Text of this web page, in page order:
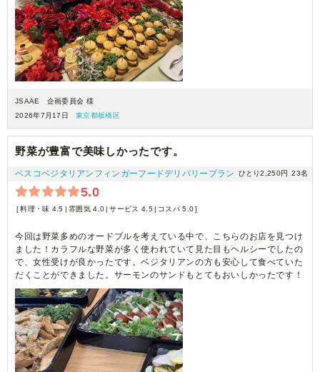
注文前後の事務局とのやり取りはスムーズで、やりやすかったです。
JSAAE 企画委員会 様
2026年7月17日
東京都板橋区
野菜が豊富で美味しかったです。
ペスコベジタリアンフィンガーフードデリバリープラン ひとり2,250円 23名
5.0
料理・味 4.5 雰囲気 4.0 サービス 4.5 コスパ 5.0
今回は野菜多めのオードブルを考えている中で、こちらのお店を見つけ
ました！カラフルな野菜が多く使われていて見た目もヘルシーでしたの
で、女性受けが良かったです。ベジタリアンの方も安心して食べていた
だくことができました。サーモンのサンドもとてもおいしかったです！